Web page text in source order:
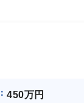
450万円